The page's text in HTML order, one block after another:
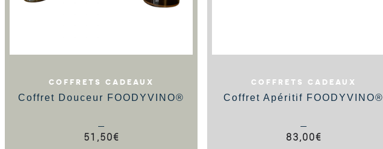
COFFRETS CADEAUX
Coffret Douceur FOODYVINO®
51,50€
COFFRETS CADEAUX
Coffret Apéritif FOODYVINO®
83,00€